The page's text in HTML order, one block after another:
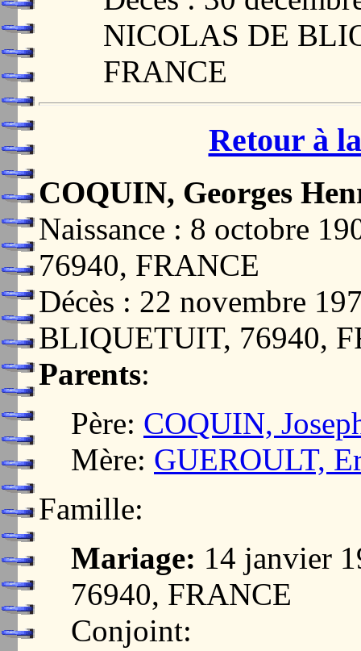
NICOLAS DE
FRANCE
Retour à
COQUIN, Georges
Naissance : 8 octobre
76940, FRANCE
Décès : 22 novembre
BLIQUETUIT, 76940,
Parents:
Père: COQUIN,
Mère: GUEROULT,
Famille:
Mariage: 14 janvier
76940, FRANCE
Conjoint: